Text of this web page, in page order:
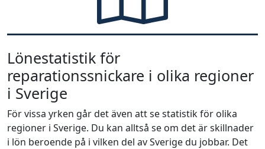
Lönestatistik för
reparationssnickare i olika regioner
i Sverige
För vissa yrken går det även att se statistik för olika
regioner i Sverige. Du kan alltså se om det är skillnader
i lön beroende på i vilken del av Sverige du jobbar. Det